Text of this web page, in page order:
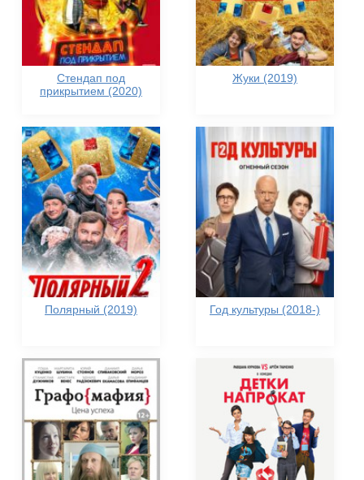
Стендап под
прикрытием (2020)
Жуки (2019)
Полярный (2019) Год культуры (2018-)